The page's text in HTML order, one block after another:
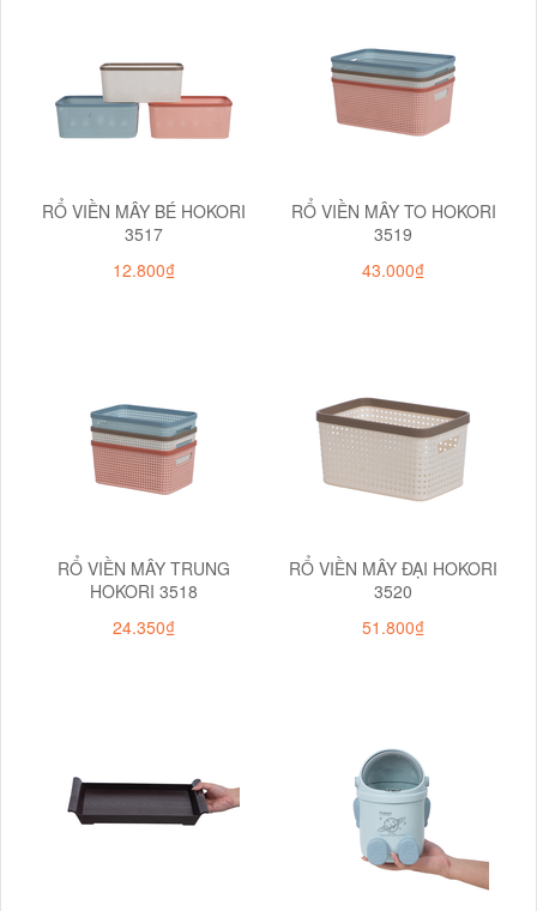
RỔ VIỀN MÂY BÉ HOKORI
3517
12.800₫
RỔ VIỀN MÂY TO HOKORI
3519
43.000₫
RỔ VIỀN MÂY TRUNG
HOKORI 3518
24.350₫
RỔ VIỀN MÂY ĐẠI HOKORI
3520
51.800₫